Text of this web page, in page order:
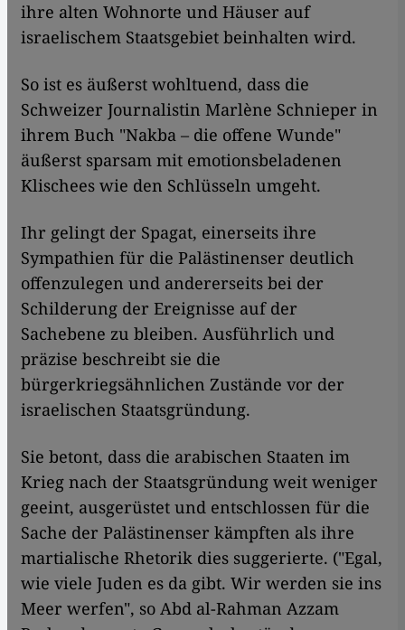
ihre alten Wohnorte und Häuser auf
israelischem Staatsgebiet beinhalten wird.
So ist es äußerst wohltuend, dass die
Schweizer Journalistin Marlène Schnieper in
ihrem Buch "Nakba – die offene Wunde"
äußerst sparsam mit emotionsbeladenen
Klischees wie den Schlüsseln umgeht.
​​Ihr gelingt der Spagat, einerseits ihre
Sympathien für die Palästinenser deutlich
offenzulegen und andererseits bei der
Schilderung der Ereignisse auf der
Sachebene zu bleiben. Ausführlich und
präzise beschreibt sie die
bürgerkriegsähnlichen Zustände vor der
israelischen Staatsgründung.
Sie betont, dass die arabischen Staaten im
Krieg nach der Staatsgründung weit weniger
geeint, ausgerüstet und entschlossen für die
Sache der Palästinenser kämpften als ihre
martialische Rhetorik dies suggerierte. ("Egal,
wie viele Juden es da gibt. Wir werden sie ins
Meer werfen", so Abd al-Rahman Azzam